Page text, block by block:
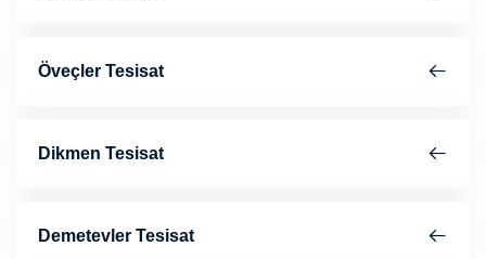
Öveçler Tesisat
Dikmen Tesisat
Demetevler Tesisat